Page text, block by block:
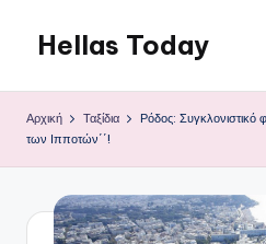
Μετάβαση
περιεχόμενο
Hellas Today
Αρχική Ταξίδια
Ρόδος: Συγκλονιστικό
των Ιπποτών΄΄!